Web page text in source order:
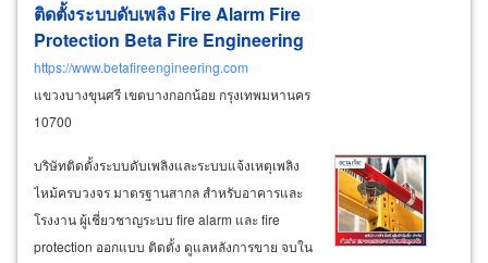
ติดตั้งระบบดับเพลิง Fire Alarm Fire
Protection Beta Fire Engineering
https://www.betafireengineering.com
แขวงบางขุนศรี เขตบางกอกน้อย กรุงเทพมหานคร
10700
บริษัทติดตั้งระบบดับเพลิงและระบบแจ้งเหตุเพลิง
ไหม้ครบวงจร มาตรฐานสากล สำหรับอาคารและ
โรงงาน ผู้เชี่ยวชาญระบบ fire alarm และ fire
protection ออกแบบ ติดตั้ง ดูแลหลังการขาย จบใน